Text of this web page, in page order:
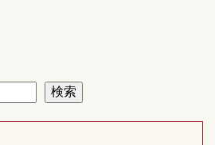
検索